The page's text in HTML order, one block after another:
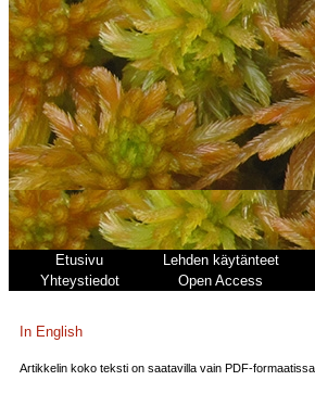
Etusivu Lehden käytänteet
Yhteystiedot
Open Access
In English
Artikkelin koko teksti on saatavilla vain PDF-formaatissa.